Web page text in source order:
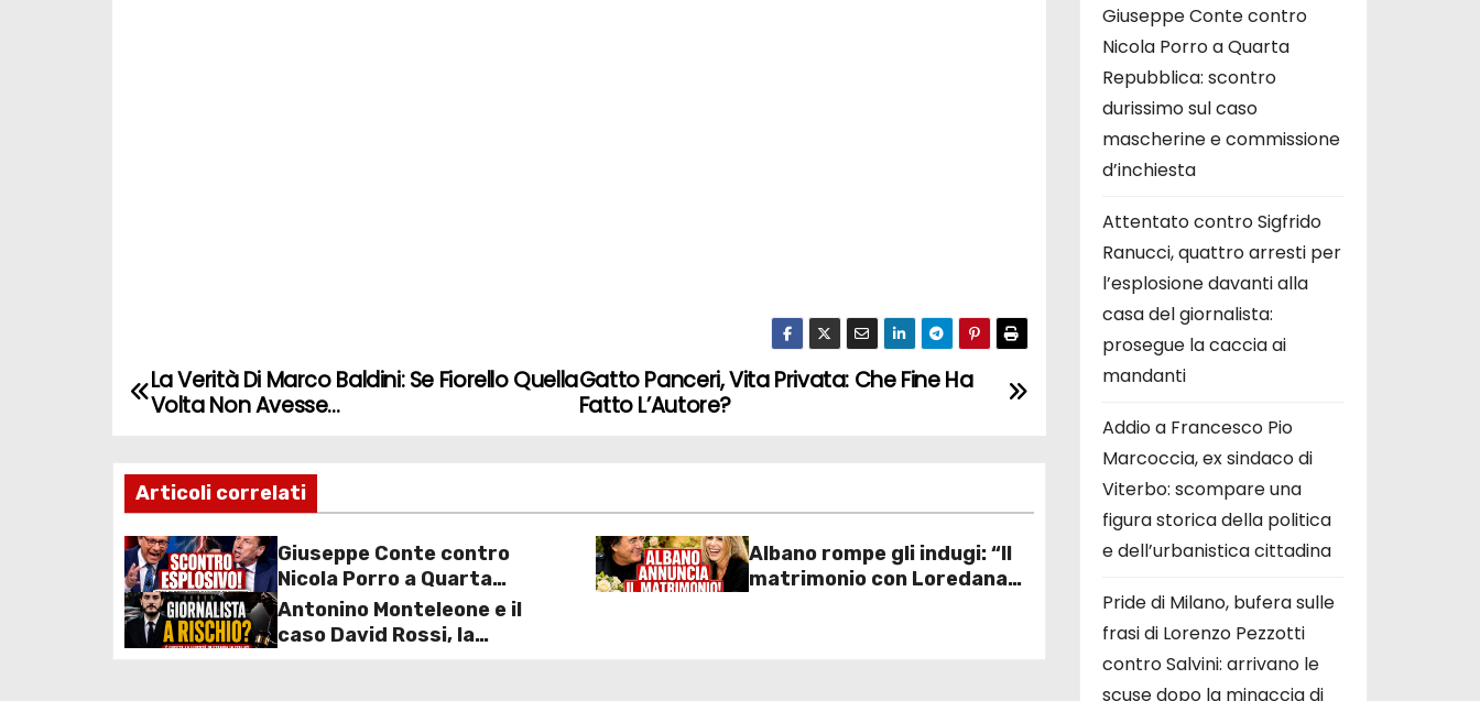
N
v
i
g
a
Gatto Panceri, Vita Privata: Che Fine Ha
Fatto L’Autore?
La Verità Di Marco Baldini: Se Fiorello Quella
Volta Non Avesse…
Articoli correlati
Giuseppe Conte contro
Nicola Porro a Quarta
Repubblica: scontro
durissimo sul caso
Albano rompe gli indugi: “Il
matrimonio con Loredana
Antonino Monteleone e il
caso David Rossi, la
Giuseppe Conte contro
Nicola Porro a Quarta
Repubblica: scontro
durissimo sul caso
mascherine e commissione
d’inchiesta
Attentato contro Sigfrido
Ranucci, quattro arresti per
l’esplosione davanti alla
casa del giornalista:
prosegue la caccia ai
mandanti
Addio a Francesco Pio
Marcoccia, ex sindaco di
Viterbo: scompare una
figura storica della politica
e dell’urbanistica cittadina
Pride di Milano, bufera sulle
frasi di Lorenzo Pezzotti
contro Salvini: arrivano le
scuse dopo la minaccia di